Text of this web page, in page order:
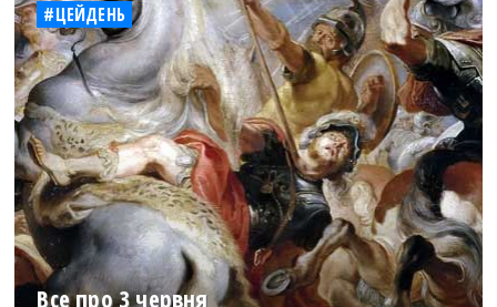
#ЦЕЙДЕНЬ
Все про 3 червня